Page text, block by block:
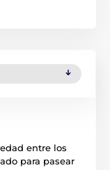
entre los
para pasear